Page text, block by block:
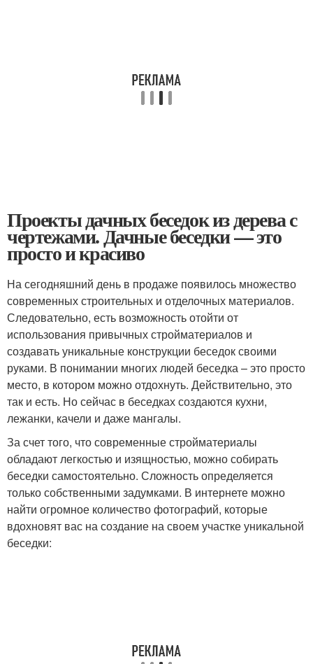
Проекты дачных беседок из дерева с
чертежами. Дачные беседки — это
просто и красиво
На сегодняшний день в продаже появилось множество
современных строительных и отделочных материалов.
Следовательно, есть возможность отойти от
использования привычных стройматериалов и
создавать уникальные конструкции беседок своими
руками. В понимании многих людей беседка – это просто
место, в котором можно отдохнуть. Действительно, это
так и есть. Но сейчас в беседках создаются кухни,
лежанки, качели и даже мангалы.
За счет того, что современные стройматериалы
обладают легкостью и изящностью, можно собирать
беседки самостоятельно. Сложность определяется
только собственными задумками. В интернете можно
найти огромное количество фотографий, которые
вдохновят вас на создание на своем участке уникальной
беседки: